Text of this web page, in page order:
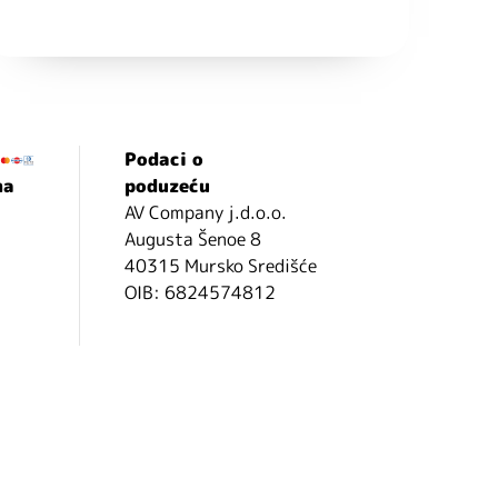
Podaci o
poduzeću
AV Company j.d.o.o.
Augusta Šenoe 8
40315 Mursko Središće
OIB: 6824574812